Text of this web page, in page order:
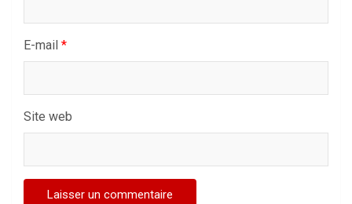
E-mail *
Site web